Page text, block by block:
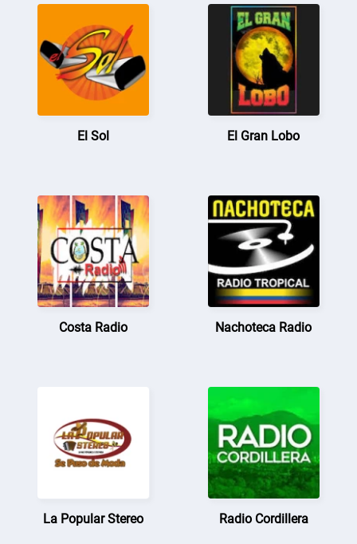
El Sol El Gran Lobo
Costa Radio Nachoteca Radio
La Popular Stereo Radio Cordillera